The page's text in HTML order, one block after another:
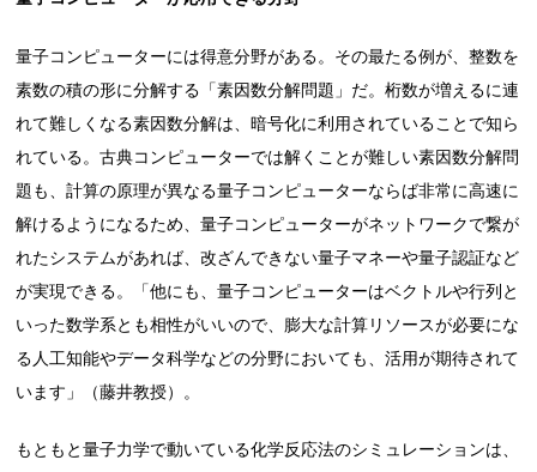
量子コンピューターには得意分野がある。その最たる例が、整数を
素数の積の形に分解する「素因数分解問題」だ。桁数が増えるに連
れて難しくなる素因数分解は、暗号化に利用されていることで知ら
れている。古典コンピューターでは解くことが難しい素因数分解問
題も、計算の原理が異なる量子コンピューターならば非常に高速に
解けるようになるため、量子コンピューターがネットワークで繋が
れたシステムがあれば、改ざんできない量子マネーや量子認証など
が実現できる。「他にも、量子コンピューターはベクトルや行列と
いった数学系とも相性がいいので、膨大な計算リソースが必要にな
る人工知能やデータ科学などの分野においても、活用が期待されて
います」（藤井教授）。
もともと量子力学で動いている化学反応法のシミュレーションは、